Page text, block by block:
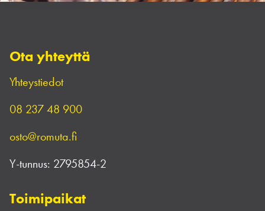
Ota yhteyttä
Yhteystiedot
08 237 48 900
osto@romuta.fi
Y-tunnus: 2795854-2
Toimipaikat